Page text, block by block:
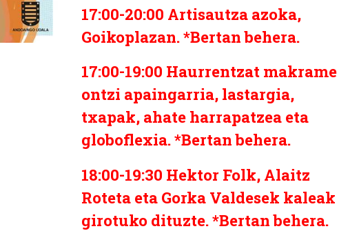
17:00-20:00 Artisautza azoka,
Goikoplazan.*Bertan behera.
17:00-19:00 Haurrentzat makrame
ontzi apaingarria, lastargia,
txapak, ahate harrapatzea eta
globoflexia.*Bertan behera.
18:00-19:30 Hektor Folk, Alaitz
Roteta eta Gorka Valdesek kaleak
girotuko dituzte.*Bertan behera.